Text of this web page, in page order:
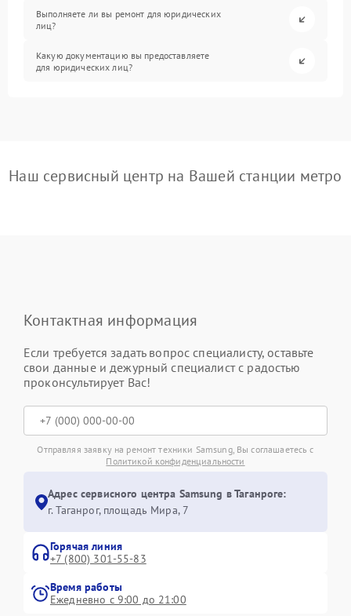
Выполняете ли вы ремонт для юридических
лиц?
Какую документацию вы предоставляете
для юридических лиц?
Наш сервисный центр на Вашей станции метро
Контактная информация
Если требуется задать вопрос специалисту, оставьте
свои данные и дежурный специалист с радостью
проконсультирует Вас!
Отправляя заявку на ремонт техники Samsung, Вы соглашаетесь с
Политикой конфиденциальности
Адрес сервисного центра Samsung в Таганроге:
г. Таганрог, площадь Мира, 7
Горячая линия
+7 (800) 301-55-83
Время работы
Ежедневно с 9:00 до 21:00